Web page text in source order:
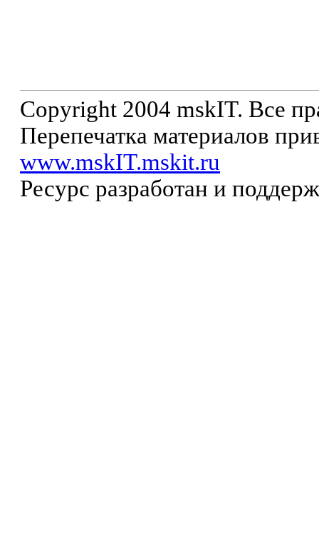
Copyright 2004 mskIT. Все
Перепечатка материалов
www.mskIT.mskit.ru
Ресурс разработан и